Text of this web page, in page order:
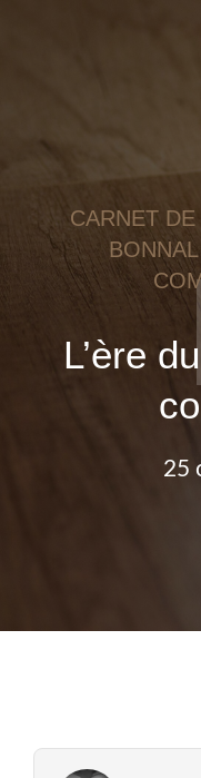
CARNET
BONNAL
L’ère
25